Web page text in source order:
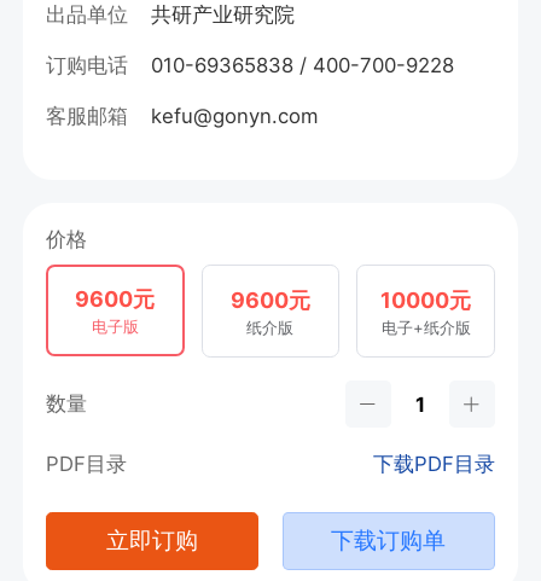
出品单位 共研产业研究院
订购电话 010-69365838 / 400-700-9228
客服邮箱 kefu@gonyn.com
价格
9600元
电子版
9600元
纸介版
10000元
电子+纸介版
数量
PDF目录 下载PDF目录
立即订购 下载订购单